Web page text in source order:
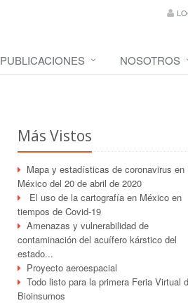
PUBLICACIONES NOSOTROS
Más Vistos
Mapa y estadísticas de coronavirus en
México del 20 de abril de 2020
El uso de la cartografía en México en
tiempos de Covid-19
Amenazas y vulnerabilidad de
contaminación del acuífero kárstico del
estado...
Proyecto aeroespacial
Todo listo para la primera Feria Virtual
Bioinsumos